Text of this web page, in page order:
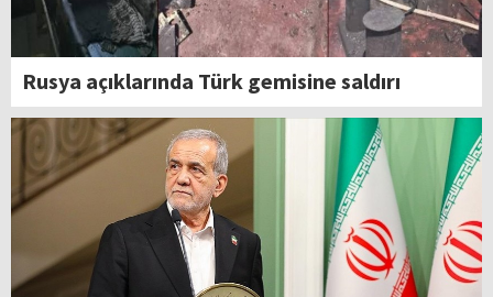
Rusya açıklarında Türk gemisine saldırı